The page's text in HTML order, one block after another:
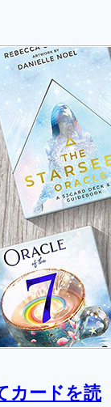
カードを読